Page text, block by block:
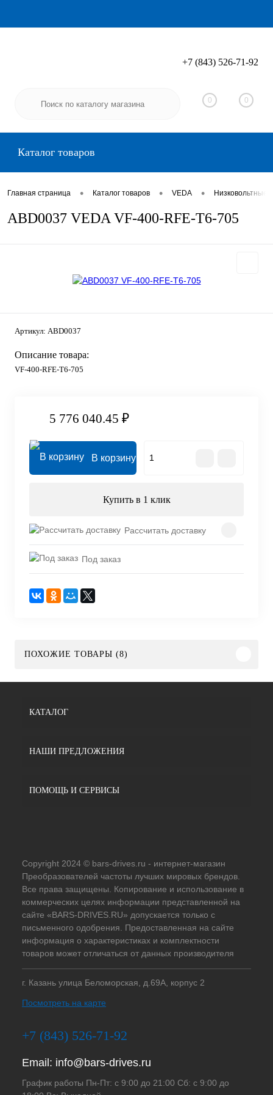
Вход Регистрация
+7 (843) 526-71-92
0 0
Каталог товаров
Главная страница • Каталог товаров • VEDA •
ABD0037 VEDA VF-400-RFE-T6-705
Артикул: ABD0037
Описание товара:
VF-400-RFE-T6-705
5 776 040.45 ₽
В корзину
Купить в 1 клик
Рассчитать доставку
Под заказ
ПОХОЖИЕ ТОВАРЫ (8)
КАТАЛОГ
НАШИ ПРЕДЛОЖЕНИЯ
ПОМОЩЬ И СЕРВИСЫ
Copyright 2024 © bars-drives.ru - интернет-магазин
Преобразователей частоты лучших мировых брендов.
Все права защищены. Копирование и использование в
коммерческих целях информации представленной на
сайте «BARS-DRIVES.RU» допускается только с
письменного одобрения. Предоставленная на сайте
информация о характеристиках и комплектности
товаров может отличаться от данных производителя
г. Казань улица Беломорская, д.69А, корпус 2
Посмотреть на карте
+7 (843) 526-71-92
Email: info@bars-drives.ru
График работы Пн-Пт: с 9:00 до 21:00 Сб: с 9:00 до